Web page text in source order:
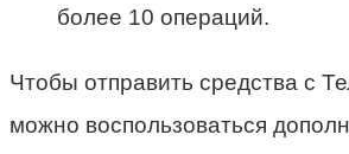
более 10 операций.
Чтобы отправить средства с
можно воспользоваться